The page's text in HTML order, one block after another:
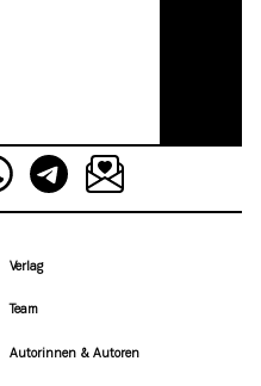
Verlag
Team
Autorinnen & Autoren